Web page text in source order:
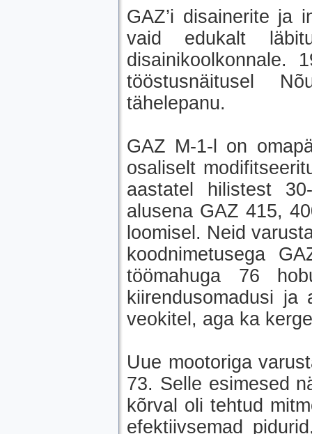
GAZ’i disainerite ja
vaid edukalt
disainikoolkonnale.
tööstusnäitusel
tähelepanu.
GAZ M-1-l on
osaliselt
aastatel hilistest
alusena GAZ 415,
loomisel. Neid
koodnimetusega
töömahuga 76
kiirendusomadusi
veokitel, aga ka
Uue mootoriga
73. Selle esimesed
kõrval oli tehtud
efektiivsemad